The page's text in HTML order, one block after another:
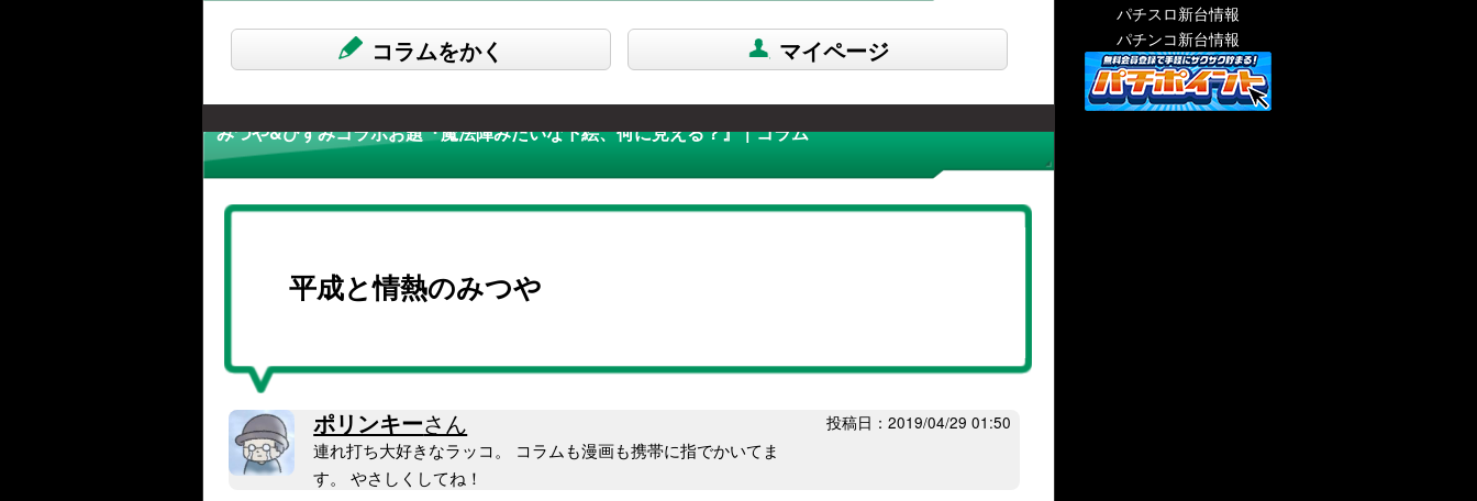
コラムをかく マイページ
みつや&ひずみコラボお題『魔法陣みたいな下絵、何に見える？』 | コラム
平成と情熱のみつや
ポリンキーさん
連れ打ち大好きなラッコ。 コラムも漫画も携帯に指でかいてま
す。 やさしくしてね！
投稿日：2019/04/29 01:50
パチスロ新台情報
パチンコ新台情報